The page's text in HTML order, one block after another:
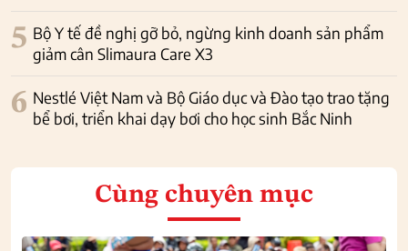
5 Bộ Y tế đề nghị gỡ bỏ, ngừng kinh doanh sản phẩm
giảm cân Slimaura Care X3
6 Nestlé Việt Nam và Bộ Giáo dục và Đào tạo trao tặng
bể bơi, triển khai dạy bơi cho học sinh Bắc Ninh
Cùng chuyên mục